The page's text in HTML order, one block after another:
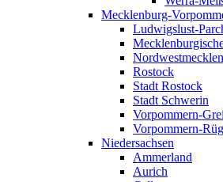
Mecklenburg-
Ludwigslust-
Rostock
Stadt Rostock
Stadt Schwerin
Vorpommern-
Vorpommern-
Niedersachsen
Ammerland
Aurich